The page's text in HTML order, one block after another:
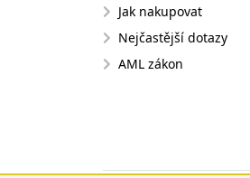
Jak nakupovat
Nejčastější dotazy
AML zákon